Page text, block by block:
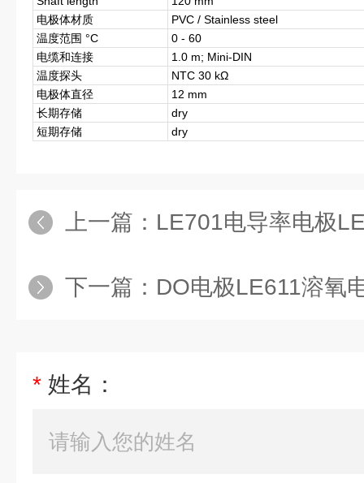
电极体材质
PVC / Stainless steel
温度范围 °C
0 - 60
电缆和连接
1.0 m; Mini-DIN
温度探头
NTC 30 kΩ
电极体直径
12 mm
长期存储
dry
短期存储
dry
上一篇： LE701电导率电极
下一篇： DO电极LE611溶氧
* 姓名：